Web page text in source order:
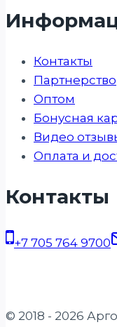
Контакты
Партнерство
Оптом
Бонусная
Видео
Оплата и
Контакты
+7 705 764 9700
© 2018 - 2026